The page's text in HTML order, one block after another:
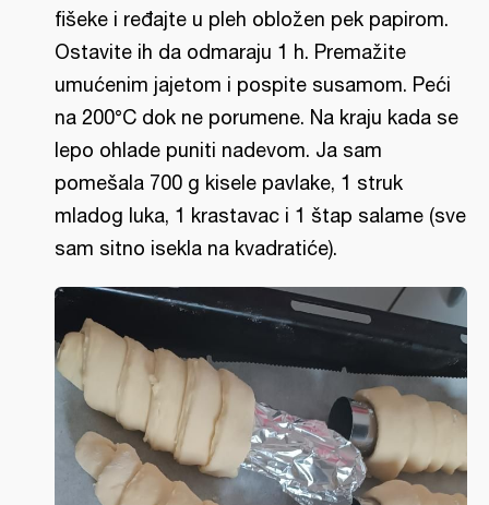
fišeke i ređajte u pleh obložen pek papirom.
Ostavite ih da odmaraju 1 h. Premažite
umućenim jajetom i pospite susamom. Peći
na 200°C dok ne porumene. Na kraju kada se
lepo ohlade puniti nadevom. Ja sam
pomešala 700 g kisele pavlake, 1 struk
mladog luka, 1 krastavac i 1 štap salame (sve
sam sitno isekla na kvadratiće).